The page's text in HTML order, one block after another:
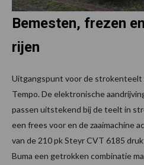
Bemesten, frezen
rijen
Uitgangspunt voor de strokenteelt
Tempo. De elektronische
passen uitstekend bij de teelt in
een frees voor en de zaaimachine
van de 210 pk Steyr CVT 6185
Buma een getrokken combinatie